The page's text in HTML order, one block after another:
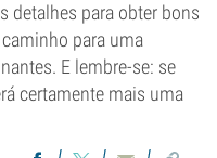
detalhes para obter bons
para uma
E lembre-se: se
certamente mais uma